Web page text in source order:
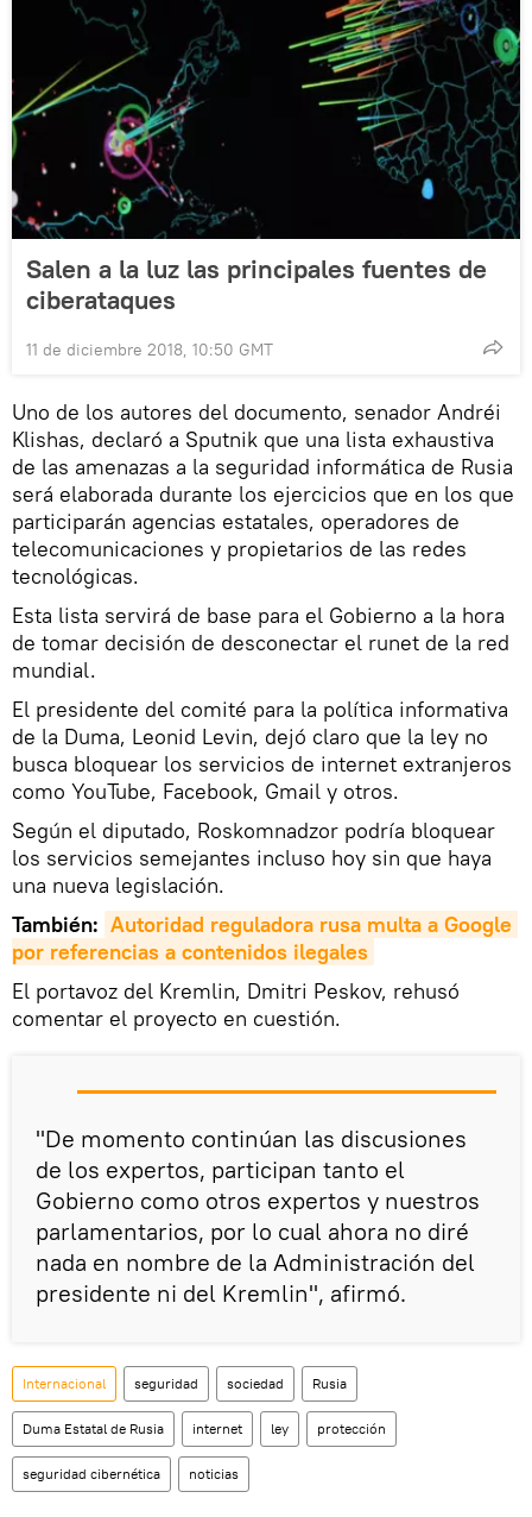
Salen a la luz las principales fuentes de
ciberataques
11 de diciembre 2018, 10:50 GMT
Uno de los autores del documento, senador Andréi
Klishas, declaró a Sputnik que una lista exhaustiva
de las amenazas a la seguridad informática de Rusia
será elaborada durante los ejercicios que en los que
participarán agencias estatales, operadores de
telecomunicaciones y propietarios de las redes
tecnológicas.
Esta lista servirá de base para el Gobierno a la hora
de tomar decisión de desconectar el runet de la red
mundial.
El presidente del comité para la política informativa
de la Duma, Leonid Levin, dejó claro que la ley no
busca bloquear los servicios de internet extranjeros
como YouTube, Facebook, Gmail y otros.
Según el diputado, Roskomnadzor podría bloquear
los servicios semejantes incluso hoy sin que haya
una nueva legislación.
También: Autoridad reguladora rusa multa a Google
por referencias a contenidos ilegales
El portavoz del Kremlin, Dmitri Peskov, rehusó
comentar el proyecto en cuestión.
"De momento continúan las discusiones
de los expertos, participan tanto el
Gobierno como otros expertos y nuestros
parlamentarios, por lo cual ahora no diré
nada en nombre de la Administración del
presidente ni del Kremlin", afirmó.
Internacional seguridad sociedad Rusia
Duma Estatal de Rusia internet ley protección
seguridad cibernética noticias